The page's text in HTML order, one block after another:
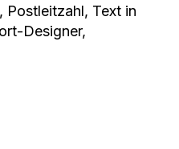
Postleitzahl, Text in
Designer,